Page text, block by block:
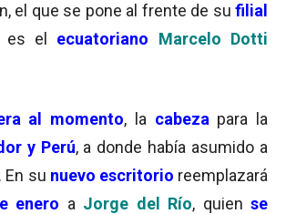
el que se pone al frente de su filial
es el ecuatoriano
Marcelo Dotti
al momento, la cabeza para la
y Perú, a donde había asumido a
. En su nuevo escritorio reemplazará
enero a Jorge del Río, quien se